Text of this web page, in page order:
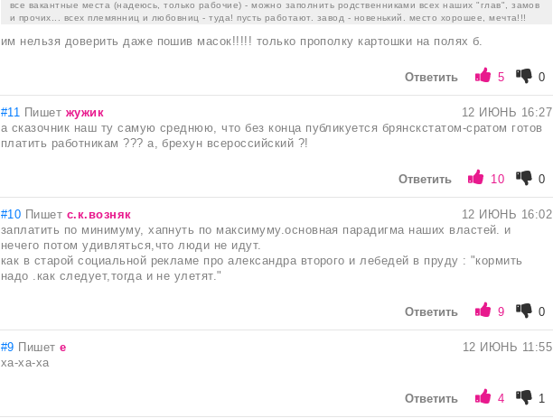
все вакантные места (надеюсь, только рабочие) - можно заполнить родственниками всех наших "глав", замов
и прочих... всех племянниц и любовниц - туда! пусть работают. завод - новенький. место хорошее, мечта!!!
им нельзя доверить даже пошив масок!!!!! только прополку картошки на полях б.
Ответить 5 0
#11 Пишет жужик
12 ИЮНЬ 16:27
а сказочник наш ту самую среднюю, что без конца публикуется брянскстатом-сратом готов
платить работникам ??? а, брехун всероссийский ?!
Ответить 10 0
#10 Пишет с.к.возняк
12 ИЮНЬ 16:02
заплатить по минимуму, хапнуть по максимуму.основная парадигма наших властей. и
нечего потом удивляться,что люди не идут.
как в старой социальной рекламе про александра второго и лебедей в пруду : "кормить
надо .как следует,тогда и не улетят."
Ответить 9 0
#9 Пишете
12 ИЮНЬ 11:55
ха-ха-ха
Ответить 4 1